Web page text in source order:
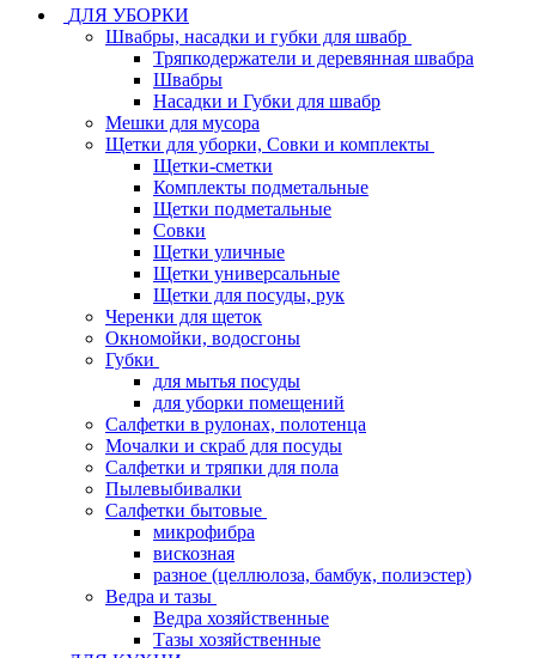
ДЛЯ УБОРКИ
Швабры, насадки и губки для швабр
Тряпкодержатели и деревянная швабра
Швабры
Насадки и Губки для швабр
Мешки для мусора
Щетки для уборки, Совки и комплекты
Щетки-сметки
Комплекты подметальные
Щетки подметальные
Совки
Щетки уличные
Щетки универсальные
Щетки для посуды, рук
Черенки для щеток
Окномойки, водосгоны
Губки
для мытья посуды
для уборки помещений
Салфетки в рулонах, полотенца
Мочалки и скраб для посуды
Салфетки и тряпки для пола
Пылевыбивалки
Салфетки бытовые
микрофибра
вискозная
разное (целлюлоза, бамбук, полиэстер)
Ведра и тазы
Ведра хозяйственные
Тазы хозяйственные